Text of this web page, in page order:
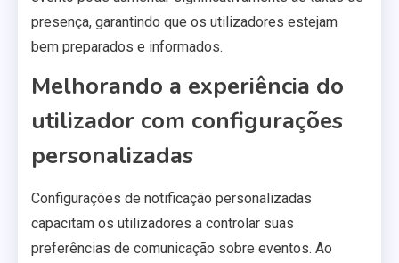
presença, garantindo que os utilizadores estejam
bem preparados e informados.
Melhorando a experiência do
utilizador com configurações
personalizadas
Configurações de notificação personalizadas
capacitam os utilizadores a controlar suas
preferências de comunicação sobre eventos. Ao